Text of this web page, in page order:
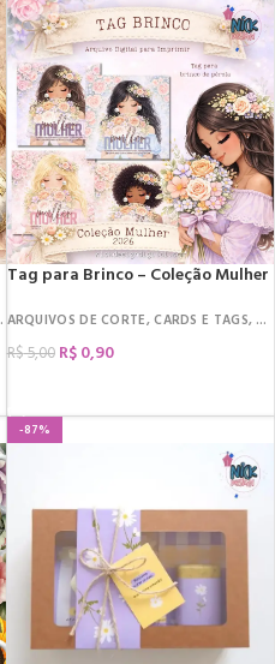
DEVOCIONAL,DATAS COMEMORATIVAS,
Tag para Brinco – Coleção Mulher
ARQUIVOS DE CORTE,CARDS E TAGS,
R$5,00 R$0,90
-87%